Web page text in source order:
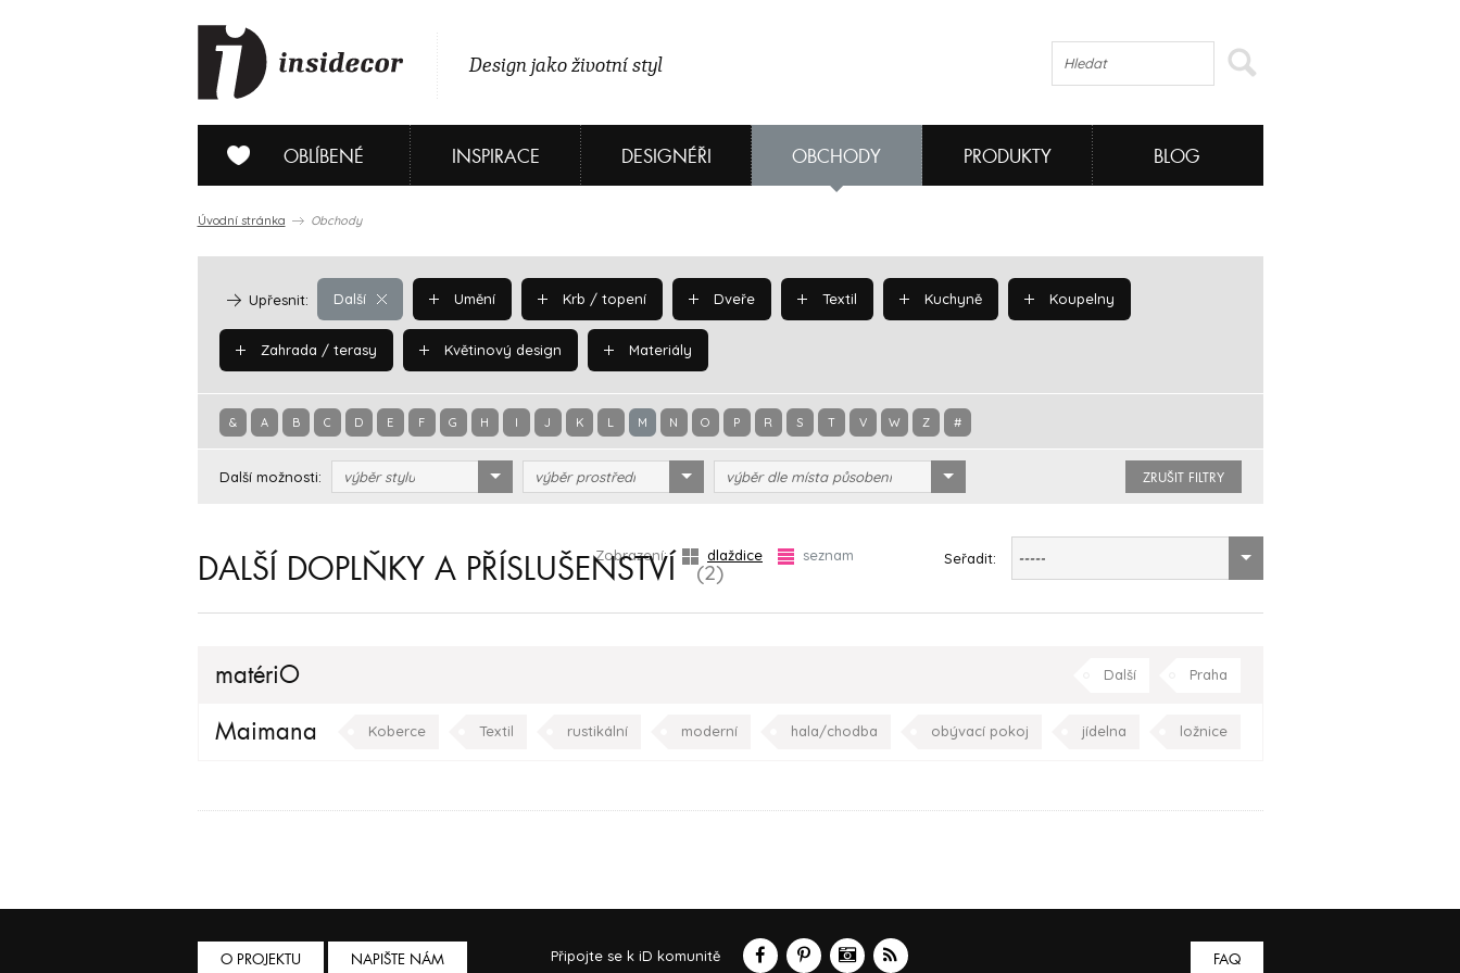
Design jako životní styl
OBLÍBENÉ INSPIRACE DESIGNÉŘI OBCHODY PRODUKTY BLOG
Úvodní stránka Obchody
Další
Upřesnit: Umění Krb / topení Dveře Textil Kuchyně Koupelny
Zahrada / terasy Květinový design Materiály
& A B C D E F G H I J K L M N O P R S T V W Z #
Další možnosti: výběr stylu výběr prostředí výběr dle místa působení ZRUŠIT FILTRY
DALŠÍ DOPLŇKY A PŘÍSLUŠENSTVÍ (2)
Zobrazení: dlaždice seznam Seřadit: -----
matériO Další Praha
Maimana Koberce Textil rustikální moderní hala/chodba obývací pokoj jídelna ložnice
O PROJEKTU NAPIŠTE NÁM Připojte se k iD komunitě FAQ